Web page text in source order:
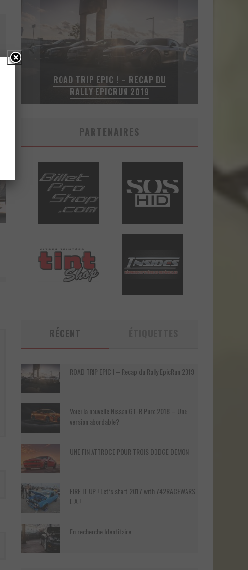
PURE 2018 – UNE VERSION
ABORDABLE?
PARTENAIRES
RÉCENT
ROAD TRIP EPIC ! – Recap du Rally EpicRun 2019
Voici la nouvelle Nissan GT-R Pure 2018 – Une
version abordable?
UNE FIN ATTROCE POUR TROIS DODGE DEMON
FIRE IT UP ! Let’s start 2017 with 742RACEWARS
L.A.!
En recherche Identitaire